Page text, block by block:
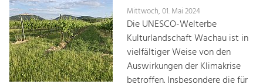
Mittwoch, 01. Mai 2024
Die UNESCO-Welterbe
Kulturlandschaft Wachau ist in
vielfältiger Weise von den
Auswirkungen der Klimakrise
betroffen. Insbesondere die für